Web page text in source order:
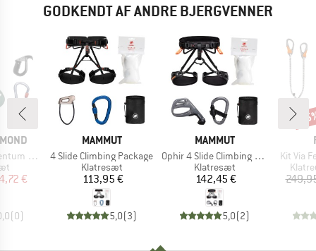
GODKENDT AF ANDRE BJERGVENNER
Package
pris
€
(0)
MÆRKE
MAMMUT
Artikel
4 Slide Climbing Package
Produktgruppe
Klatresæt
Pris
113,95 €
5,0(3)
MÆRKE
MAMMUT
Artikel
Ophir 4 Slide Climbing Package
Produktgruppe
Klatresæt
Pris
142,45 €
5,0(2)
Artikel
Kit Via